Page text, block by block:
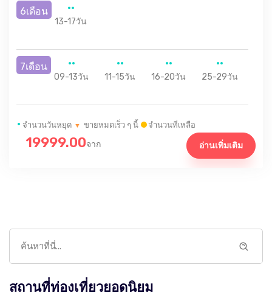
6เดือน
13-17วัน
7เดือน
09-13วัน 11-15วัน 16-20วัน 25-29วัน
• จำนวนวันหยุด ▼ ขายหมดเร็ว ๆ นี้ จำนวนที่เหลือ
19999.00จาก อ่านเพิ่มเติม
สถานที่ท่องเที่ยวยอดนิยม